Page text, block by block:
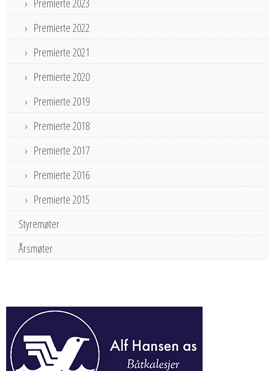
Premierte 2022
Premierte 2021
Premierte 2020
Premierte 2019
Premierte 2018
Premierte 2017
Premierte 2016
Premierte 2015
Styremøter
Årsmøter